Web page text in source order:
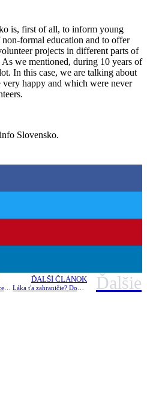
is, first of all, to inform young
formal education and to offer
projects in different parts of
we mentioned, during 10 years of
In this case, we are talking about
happy and which were never
Slovensko.
ĎALŠÍ ČLÁNOK Ďalšie